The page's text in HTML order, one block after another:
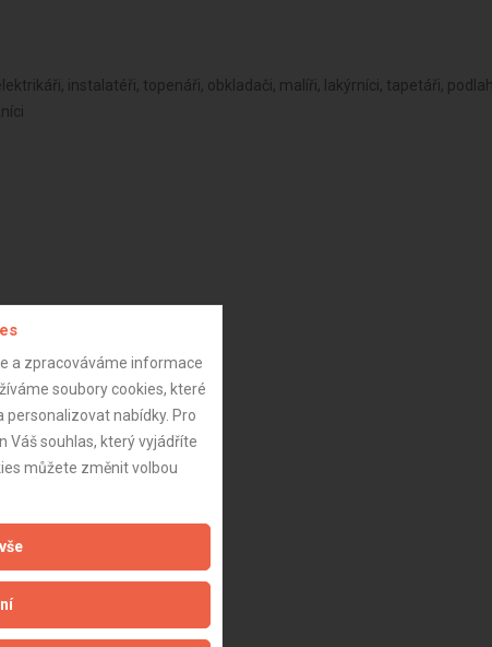
instalatéři, topenáři, obkladači, malíři, lakýrníci, tapetáři,
a zpracováváme informace
soubory cookies, které
nabídky. Pro
Váš souhlas, který vyjádříte
můžete změnit volbou